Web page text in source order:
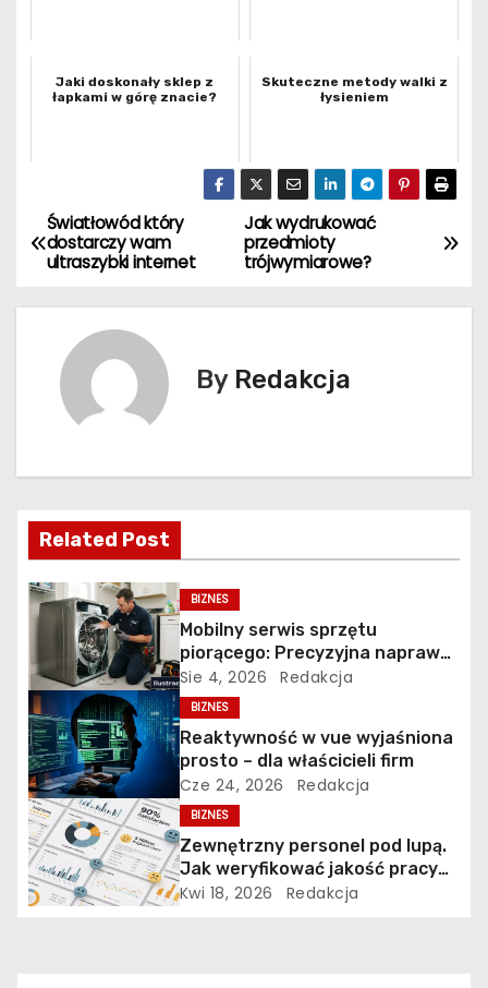
Jaki doskonały sklep z
łapkami w górę znacie?
Skuteczne metody walki z
łysieniem
N
c
j
a
p
i
s
u
Jak wydrukować
przedmioty
trójwymiarowe?
Światłowód który
dostarczy wam
ultraszybki internet
By Redakcja
Related Post
BIZNES
Mobilny serwis sprzętu
piorącego: Precyzyjna naprawa
pralek w Poznaniu na Piątkowie
Sie 4, 2026 Redakcja
BIZNES
Reaktywność w vue wyjaśniona
prosto – dla właścicieli firm
Cze 24, 2026 Redakcja
BIZNES
Zewnętrzny personel pod lupą.
Jak weryfikować jakość pracy
firm sprzątających i ochrony?
Kwi 18, 2026 Redakcja